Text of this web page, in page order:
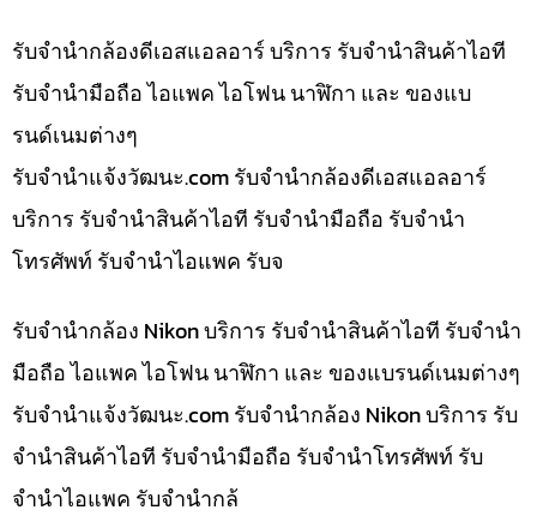
รับจำนำกล้องดีเอสแอลอาร์ บริการ รับจำนำสินค้าไอที
รับจำนำมือถือ ไอแพค ไอโฟน นาฬิกา และ ของแบ
รนด์เนมต่างๆ
รับจํานําแจ้งวัฒนะ.com รับจำนำกล้องดีเอสแอลอาร์
บริการ รับจำนำสินค้าไอที รับจำนำมือถือ รับจำนำ
โทรศัพท์ รับจำนำไอแพค รับจ
รับจำนำกล้อง Nikon บริการ รับจำนำสินค้าไอที รับจำนำ
มือถือ ไอแพค ไอโฟน นาฬิกา และ ของแบรนด์เนมต่างๆ
รับจํานําแจ้งวัฒนะ.com รับจำนำกล้อง Nikon บริการ รับ
จำนำสินค้าไอที รับจำนำมือถือ รับจำนำโทรศัพท์ รับ
จำนำไอแพค รับจำนำกล้